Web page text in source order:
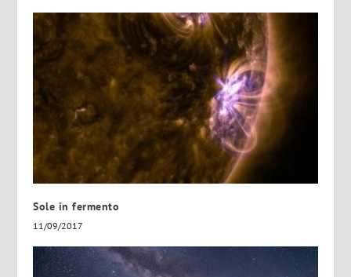
Sole in fermento
11/09/2017